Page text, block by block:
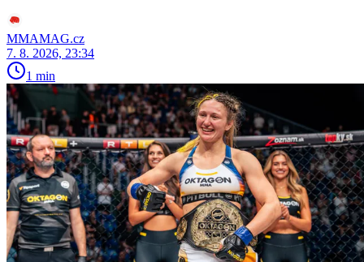
MMAMAG.cz
7. 8. 2026, 23:34
1 min